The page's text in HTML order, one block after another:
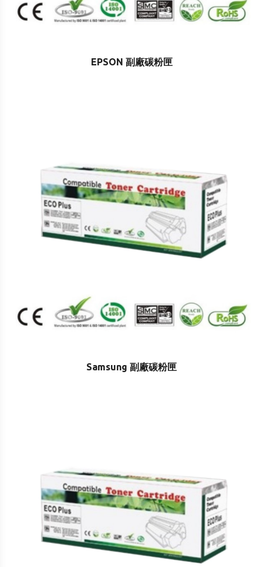
EPSON 副廠碳粉匣
Samsung 副廠碳粉匣